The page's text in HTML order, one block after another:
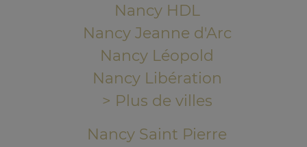
Nancy HDL
Nancy Jeanne d'Arc
Nancy Léopold
Nancy Libération
> Plus de villes
Nancy Saint Pierre